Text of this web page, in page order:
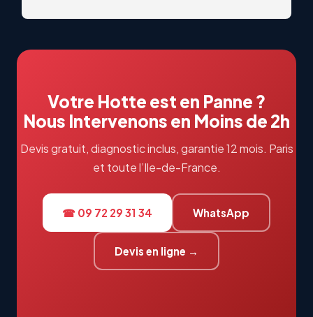
Votre Hotte est en Panne ?
Nous Intervenons en Moins de 2h
Devis gratuit, diagnostic inclus, garantie 12 mois. Paris
et toute l’Ile-de-France.
☎ 09 72 29 31 34 WhatsApp
Devis en ligne →